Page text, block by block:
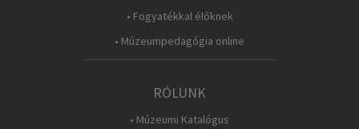
• Fogyatékkal élőknek
• Múzeumpedagógia online
RÓLUNK
• Múzeumi Katalógus